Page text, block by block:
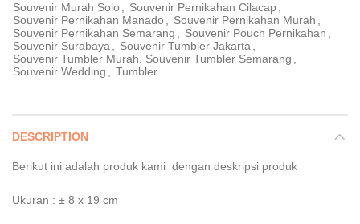
Souvenir Murah Solo
Souvenir Pernikahan Cilacap
Souvenir Pernikahan Manado
Souvenir Pernikahan Murah
Souvenir Pernikahan Semarang
Souvenir Pouch Pernikahan
Souvenir Surabaya
Souvenir Tumbler Jakarta
Souvenir Tumbler Murah. Souvenir Tumbler Semarang
Souvenir Wedding
Tumbler
DESCRIPTION
Berikut ini adalah produk kami dengan deskripsi produk
Ukuran : ± 8 x 19 cm